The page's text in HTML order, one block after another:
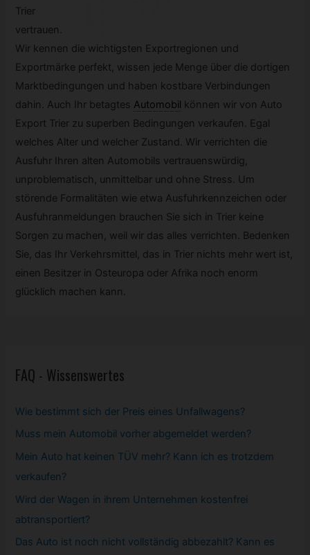
Trier
vertrauen.
Wir kennen die wichtigsten Exportregionen und
Exportmärke perfekt, wissen jede Menge über die dortigen
Marktbedingungen und haben kostbare Verbindungen
dahin. Auch Ihr betagtes Automobil können wir von Auto
Export Trier zu superben Bedingungen verkaufen. Egal
welches Alter und welcher Zustand. Wir verrichten die
Ausfuhr Ihren alten Automobils vertrauenswürdig,
unproblematisch, unmittelbar und ohne Stress. Um
störende Formalitäten wie etwa Ausfuhrkennzeichen oder
Ausfuhranmeldungen brauchen Sie sich in Trier keine
Sorgen zu machen, weil wir das alles verrichten. Bedenken
Sie, das Ihr Verkehrsmittel, das in Trier nichts mehr wert ist,
einen Besitzer in Osteuropa oder Afrika noch enorm
glücklich machen kann.
FAQ - Wissenswertes
Wie bestimmt sich der Preis eines Unfallwagens?
Muss mein Automobil vorher abgemeldet werden?
Mein Auto hat keinen TÜV mehr? Kann ich es trotzdem
verkaufen?
Wird der Wagen in ihrem Unternehmen kostenfrei
abtransportiert?
Das Auto ist noch nicht vollständig abbezahlt? Kann es